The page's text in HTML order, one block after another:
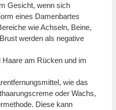
Gesicht, wenn sich
eines Damenbartes
wie Achseln, Beine,
werden als negative
am Rücken und im
wie das
oder Wachs,
Diese kann